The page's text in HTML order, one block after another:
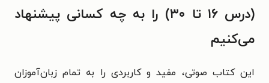
(درس ۱۶ تا ۳۰) را به چه کسانی پیشنهاد
می‌کنیم
این کتاب صوتی، مفید و کاربردی را به تمام زبان‌آموزان